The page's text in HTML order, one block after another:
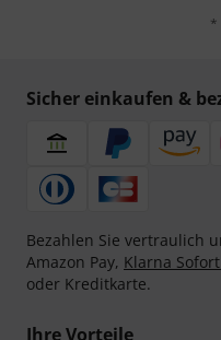
*
Sicher einkaufen &
Bezahlen Sie vertraulich
Amazon Pay, Klarna
oder Kreditkarte.
Ihre Vorteile